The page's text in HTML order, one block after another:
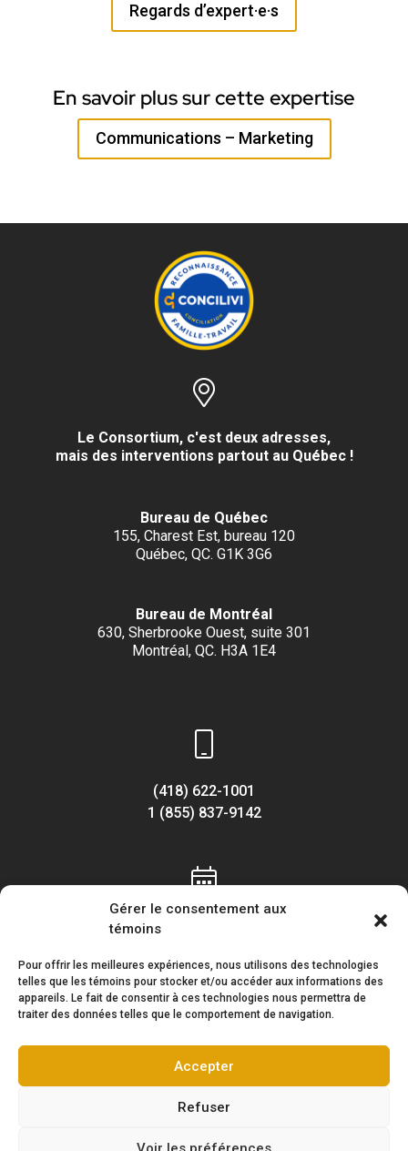
Gérer le consentement aux
témoins
Pour offrir les meilleures expériences, nous utilisons des technologies
telles que les témoins pour stocker et/ou accéder aux informations des
appareils. Le fait de consentir à ces technologies nous permettra de
traiter des données telles que le comportement de navigation.
Accepter
Refuser
Regards d’expert·e·s
En savoir plus sur cette expertise
Communications – Marketing
Le Consortium, c'est deux adresses,
mais des interventions partout au Québec !
Bureau de Québec
155, Charest Est, bureau 120
Québec, QC. G1K 3G6
Bureau de Montréal
630, Sherbrooke Ouest, suite 301
Montréal, QC. H3A 1E4
(418) 622-1001
1 (855) 837-9142
Lundi au vendredi
Suivez-nous !